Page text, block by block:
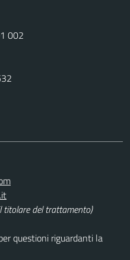
002
titolare del trattamento)
questioni riguardanti la